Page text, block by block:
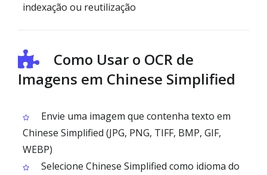
indexação ou reutilização
Como Usar o OCR de
Imagens em Chinese Simplified
Envie uma imagem que contenha texto em
Chinese Simplified (JPG, PNG, TIFF, BMP, GIF,
WEBP)
Selecione Chinese Simplified como idioma do